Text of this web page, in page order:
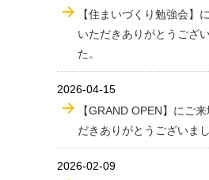
【住まいづくり勉強会】
いただきありがとうござ
た。
2026-04-15
【GRAND OPEN】にご
だきありがとうございまし
2026-02-09